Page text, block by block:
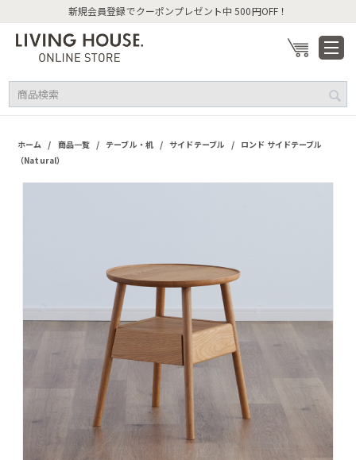
新規会員登録でクーポンプレゼント中 500円OFF！
ホーム / 商品一覧 / テーブル・机 / サイドテーブル / ロンド サイドテーブル
（Natural）